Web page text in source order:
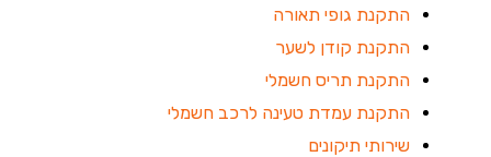
התקנת גופי תאורה
התקנת קודן לשער
התקנת תריס חשמלי
התקנת עמדת טעינה לרכב חשמלי
שירותי תיקונים